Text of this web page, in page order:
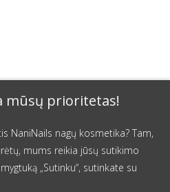
mūsų prioritetas!
NaniNails nagų kosmetika? Tam,
mums reikia jūsų sutikimo
„Sutinku“, sutinkate su